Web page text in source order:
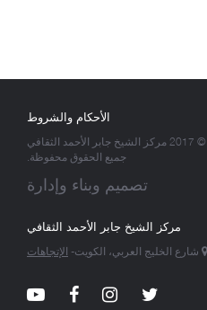
الأحكام والشروط
© 2017 مركز الشيخ جابر الأحمد الثقافي
جميع الحقوق محفوظة.
تصميم وبناء وإدارة
مركز الشيخ جابر الأحمد الثقافي
شارع الخليج العربي، الكويت- الإتجاهات
Twitter
Instagram